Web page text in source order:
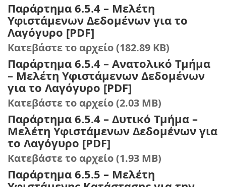
Παράρτημα 6.5.4 – Μελέτη
Υφιστάμενων Δεδομένων για το
Λαγόγυρο [PDF]
Κατεβάστε το αρχείο (182.89 KB)
Παράρτημα 6.5.4 – Ανατολικό Τμήμα
– Μελέτη Υφιστάμενων Δεδομένων
για το Λαγόγυρο [PDF]
Κατεβάστε το αρχείο (2.03 MB)
Παράρτημα 6.5.4 – Δυτικό Τμήμα –
Μελέτη Υφιστάμενων Δεδομένων για
το Λαγόγυρο [PDF]
Κατεβάστε το αρχείο (1.93 MB)
Παράρτημα 6.5.5 – Μελέτη